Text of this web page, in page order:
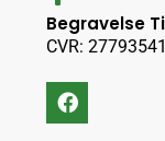
Begravelse
CVR: 27793541